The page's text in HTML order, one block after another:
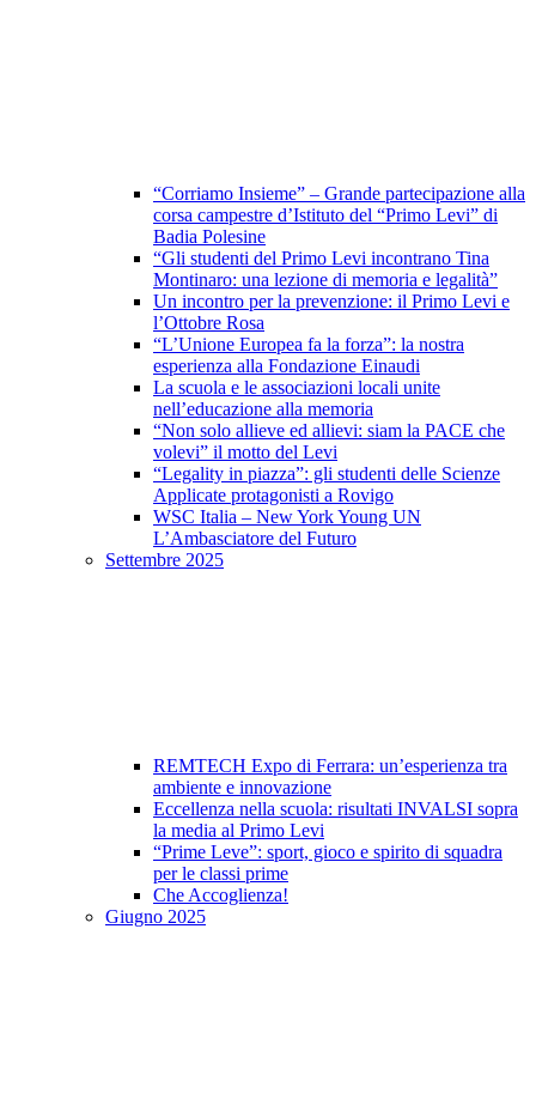
“Corriamo Insieme” – Grande partecipazione alla
corsa campestre d’Istituto del “Primo Levi” di
Badia Polesine
“Gli studenti del Primo Levi incontrano Tina
Montinaro: una lezione di memoria e legalità”
Un incontro per la prevenzione: il Primo Levi e
l’Ottobre Rosa
“L’Unione Europea fa la forza”: la nostra
esperienza alla Fondazione Einaudi
La scuola e le associazioni locali unite
nell’educazione alla memoria
“Non solo allieve ed allievi: siam la PACE che
volevi” il motto del Levi
“Legality in piazza”: gli studenti delle Scienze
Applicate protagonisti a Rovigo
WSC Italia – New York Young UN
L’Ambasciatore del Futuro
Settembre 2025
REMTECH Expo di Ferrara: un’esperienza tra
ambiente e innovazione
Eccellenza nella scuola: risultati INVALSI sopra
la media al Primo Levi
“Prime Leve”: sport, gioco e spirito di squadra
per le classi prime
Che Accoglienza!
Giugno 2025